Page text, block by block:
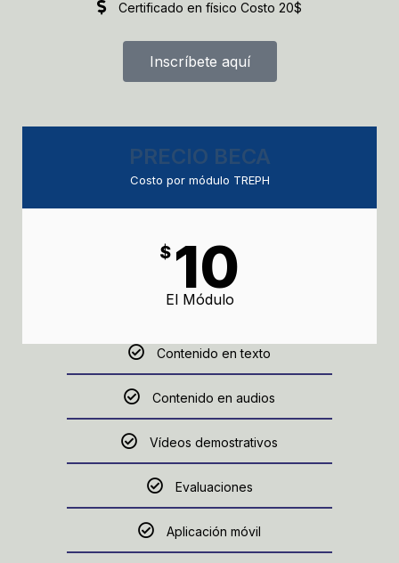
Certificado en físico Costo 20$
Inscríbete aquí
PRECIO BECA
Costo por módulo TREPH
$ 10
El Módulo
Contenido en texto
Contenido en audios
Vídeos demostrativos
Evaluaciones
Aplicación móvil